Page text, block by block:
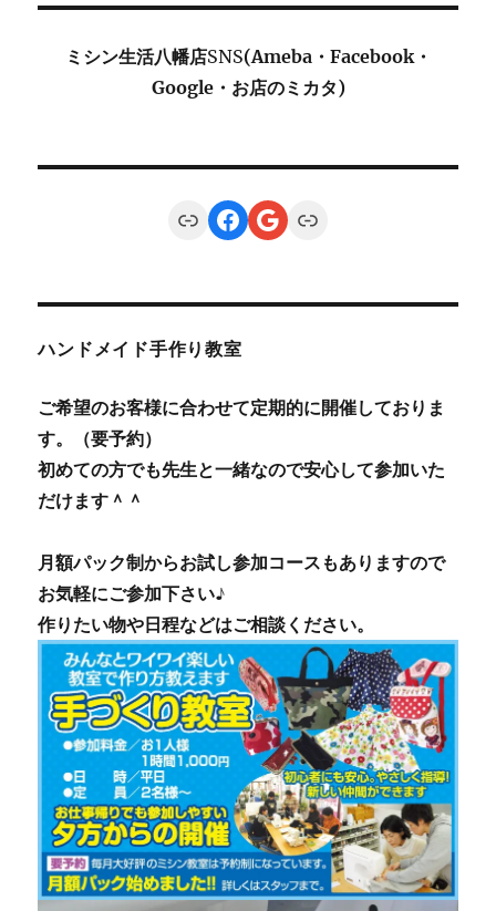
ミシン生活八幡店SNS(Ameba・Facebook・
Google・お店のミカタ)
LinkFacebook
Google
Link
ハンドメイド手作り教室
ご希望のお客様に合わせて定期的に開催しておりま
す。（要予約）
初めての方でも先生と一緒なので安心して参加いた
だけます＾＾
月額パック制からお試し参加コースもありますので
お気軽にご参加下さい♪
作りたい物や日程などはご相談ください。